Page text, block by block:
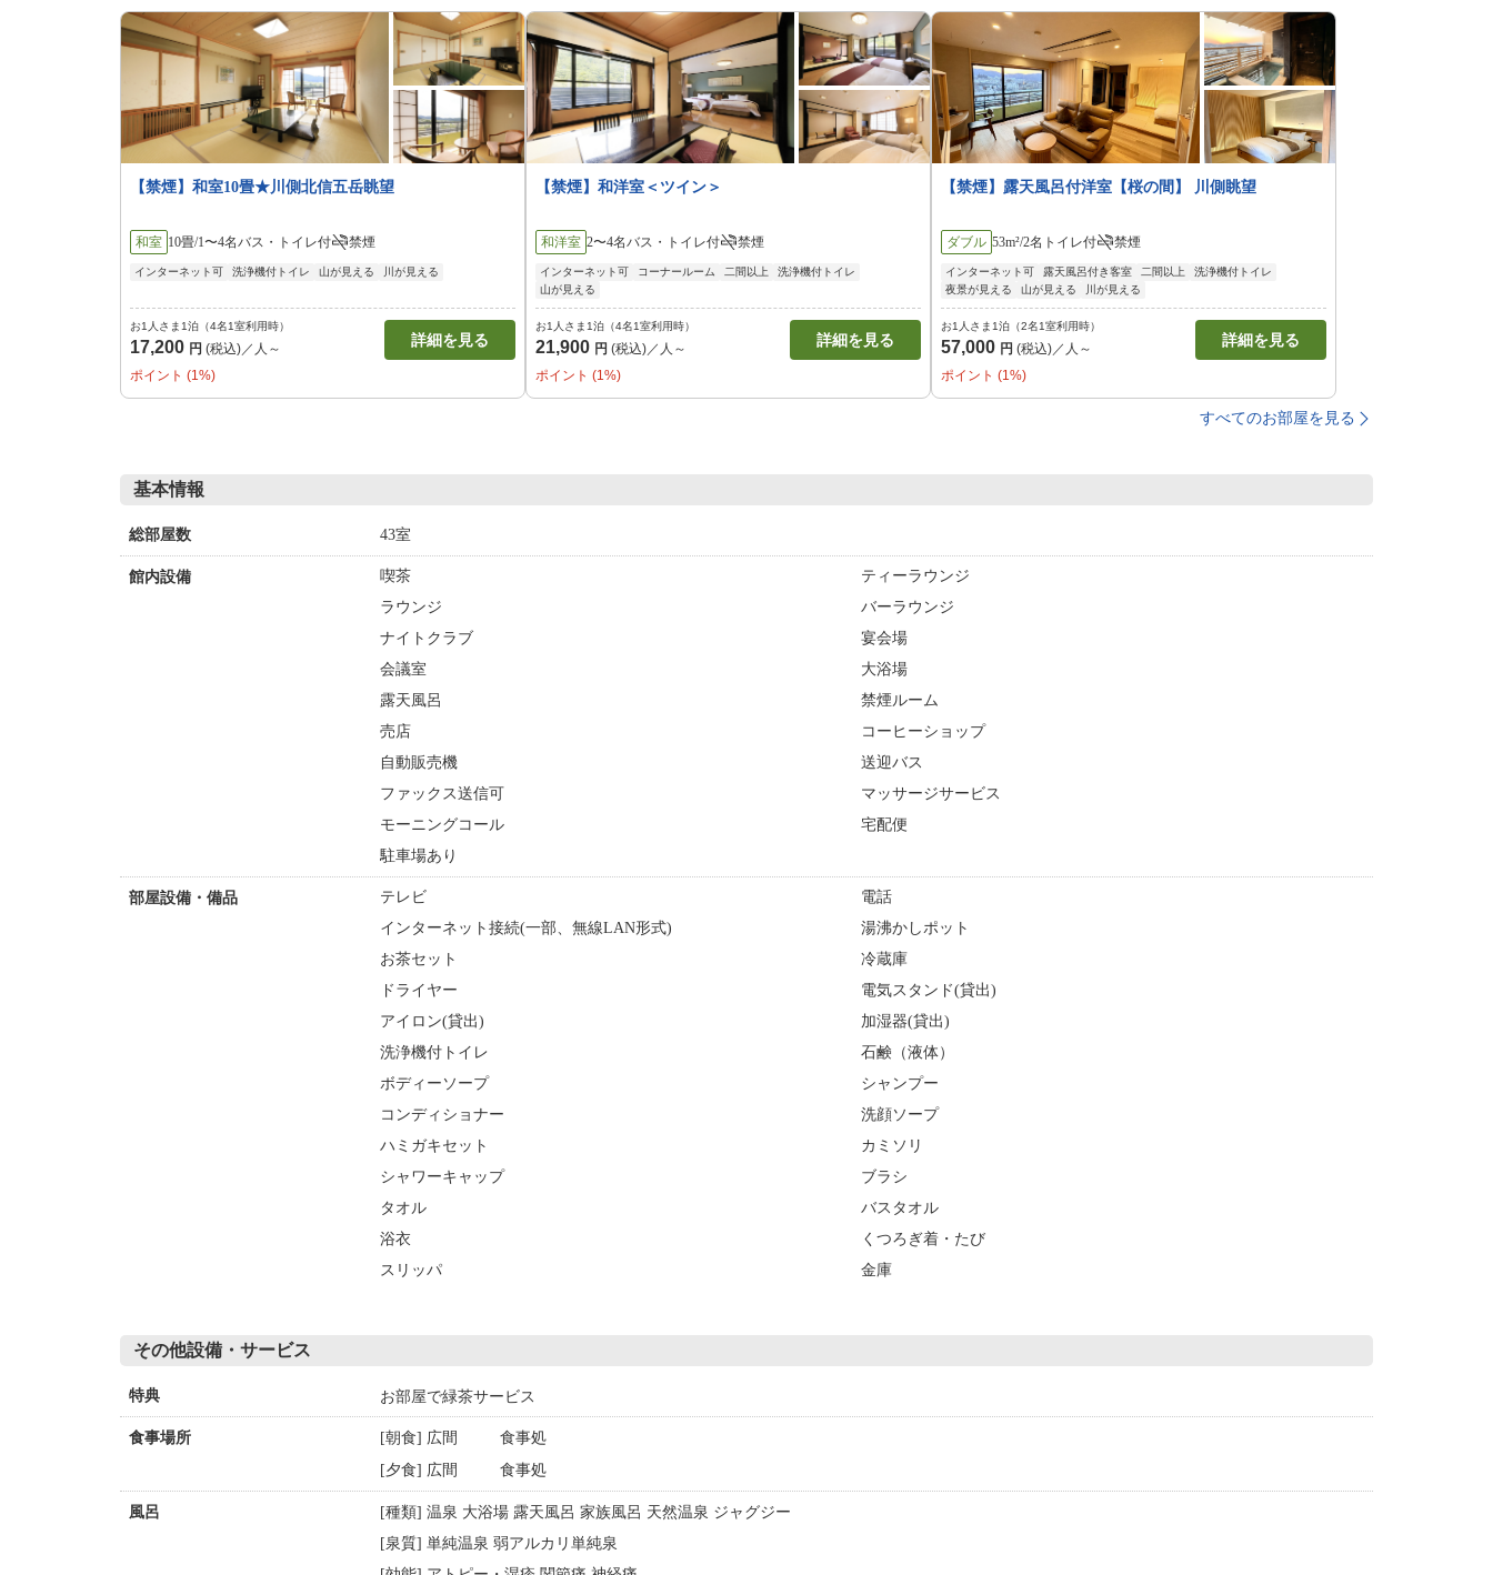
【禁煙】和室10畳★川側北信五岳眺望
和室 10畳/1〜4名バス・トイレ付 禁煙
インターネット可 洗浄機付トイレ 山が見える 川が見える
お1人さま1泊（4名1室利用時）
17,200 円 (税込)／人～ 詳細を見る
ポイント (1%)
【禁煙】和洋室＜ツイン＞
和洋室 2〜4名バス・トイレ付 禁煙
インターネット可 コーナールーム 二間以上
洗浄機付トイレ
山が見える
お1人さま1泊（4名1室利用時）
21,900 円 (税込)／人～ 詳細を見る
ポイント (1%)
【禁煙】露天風呂付洋室【桜の間】 川側眺望
ダブル 53m²/2名 トイレ付 禁煙
インターネット可 露天風呂付き客室 二間以上
洗浄機付トイレ
夜景が見える
山が見える 川が見える
お1人さま1泊（2名1室利用時）
57,000 円 (税込)／人～ 詳細を見る
ポイント (1%)
すべてのお部屋を見る
基本情報
総部屋数 43室
館内設備 喫茶
ティーラウンジ
ラウンジ
バーラウンジ
ナイトクラブ
宴会場
会議室
大浴場
露天風呂
禁煙ルーム
売店
コーヒーショップ
自動販売機
送迎バス
ファックス送信可
マッサージサービス
モーニングコール
宅配便
駐車場あり
部屋設備・備品 テレビ
電話
インターネット接続(一部、無線LAN形式)
湯沸かしポット
お茶セット
冷蔵庫
ドライヤー
電気スタンド(貸出)
アイロン(貸出)
加湿器(貸出)
洗浄機付トイレ
石鹸（液体）
ボディーソープ
シャンプー
コンディショナー
洗顔ソープ
ハミガキセット
カミソリ
シャワーキャップ
ブラシ
タオル
バスタオル
浴衣
くつろぎ着・たび
スリッパ
金庫
その他設備・サービス
特典 お部屋で緑茶サービス
食事場所 [朝食] 広間
食事処
[夕食] 広間
食事処
風呂
[種類] 温泉 大浴場 露天風呂 家族風呂 天然温泉 ジャグジー
[泉質] 単純温泉 弱アルカリ単純泉